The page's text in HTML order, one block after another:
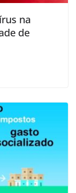
na
de